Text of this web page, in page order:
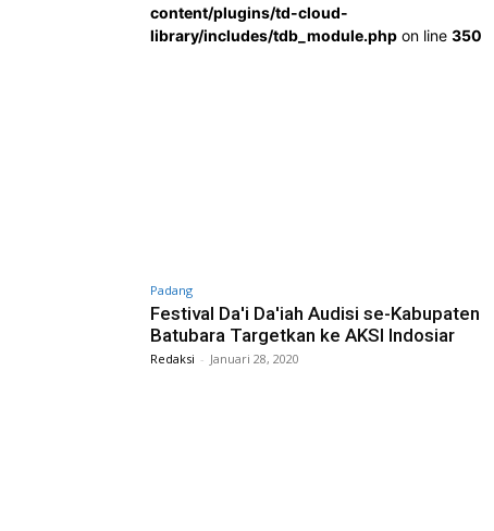
content/plugins/td-cloud-
library/includes/tdb_module.php on line 350
Padang
Festival Da'i Da'iah Audisi se-Kabupaten
Batubara Targetkan ke AKSI Indosiar
Redaksi - Januari 28, 2020